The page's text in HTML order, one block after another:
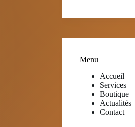
Menu
Accueil
Services
Boutique
Actualités
Contact